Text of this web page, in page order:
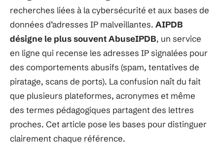
recherches liées à la cybersécurité et aux bases de
données d’adresses IP malveillantes. AIPDB
désigne le plus souvent AbuseIPDB, un service
en ligne qui recense les adresses IP signalées pour
des comportements abusifs (spam, tentatives de
piratage, scans de ports). La confusion naît du fait
que plusieurs plateformes, acronymes et même
des termes pédagogiques partagent des lettres
proches. Cet article pose les bases pour distinguer
clairement chaque référence.